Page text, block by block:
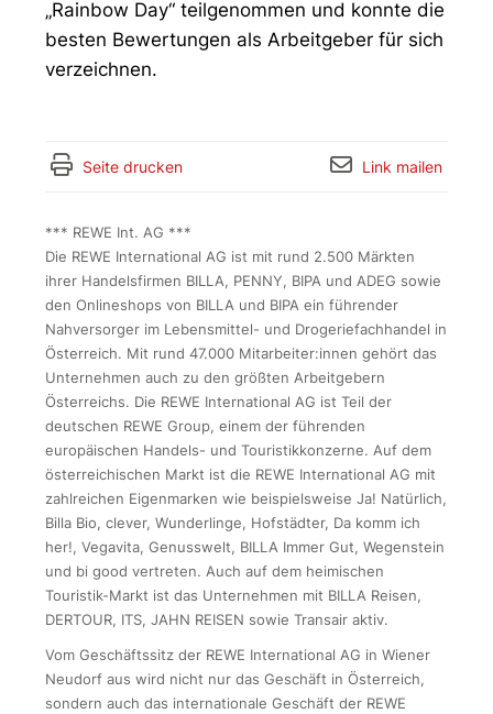
„Rainbow Day“ teilgenommen und konnte die
besten Bewertungen als Arbeitgeber für sich
verzeichnen.
Seite drucken Link mailen
*** REWE Int. AG ***
Die REWE International AG ist mit rund 2.500 Märkten
ihrer Handelsfirmen BILLA, PENNY, BIPA und ADEG sowie
den Onlineshops von BILLA und BIPA ein führender
Nahversorger im Lebensmittel- und Drogeriefachhandel in
Österreich. Mit rund 47.000 Mitarbeiter:innen gehört das
Unternehmen auch zu den größten Arbeitgebern
Österreichs. Die REWE International AG ist Teil der
deutschen REWE Group, einem der führenden
europäischen Handels- und Touristikkonzerne. Auf dem
österreichischen Markt ist die REWE International AG mit
zahlreichen Eigenmarken wie beispielsweise Ja! Natürlich,
Billa Bio, clever, Wunderlinge, Hofstädter, Da komm ich
her!, Vegavita, Genusswelt, BILLA Immer Gut, Wegenstein
und bi good vertreten. Auch auf dem heimischen
Touristik-Markt ist das Unternehmen mit BILLA Reisen,
DERTOUR, ITS, JAHN REISEN sowie Transair aktiv.
Vom Geschäftssitz der REWE International AG in Wiener
Neudorf aus wird nicht nur das Geschäft in Österreich,
sondern auch das internationale Geschäft der REWE